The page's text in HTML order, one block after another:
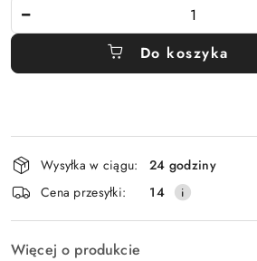
Do koszyka
Wyślij
Dostępność
i
dostawa
Wysyłka w ciągu:
24 godziny
Cena przesyłki:
14
Więcej o produkcie